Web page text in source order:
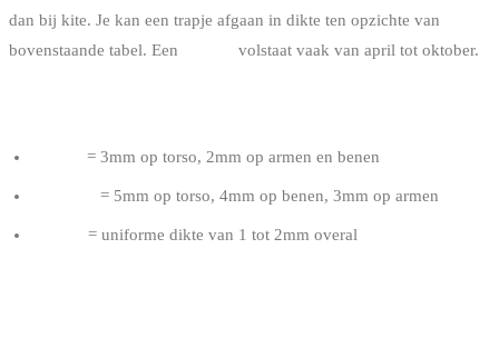
dan bij kite. Je kan een trapje afgaan in dikte ten opzichte van
bovenstaande tabel. Een
volstaat vaak van april tot oktober.
= 3mm op torso, 2mm op armen en benen
= 5mm op torso, 4mm op benen, 3mm op armen
= uniforme dikte van 1 tot 2mm overal